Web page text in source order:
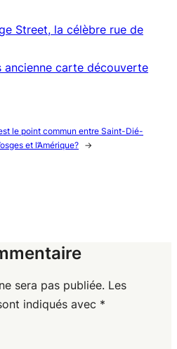
Street, la célèbre rue de
ancienne carte découverte
le point commun entre Saint-Dié-
et l’Amérique? →
sera pas publiée. Les
indiqués avec *